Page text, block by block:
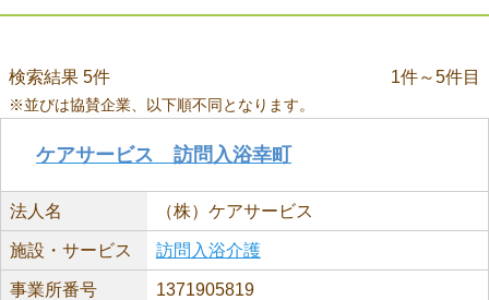
検索結果 5件 1件～5件目
※並びは協賛企業、以下順不同となります。
ケアサービス 訪問入浴幸町
法人名 （株）ケアサービス
施設・サービス 訪問入浴介護
事業所番号 1371905819